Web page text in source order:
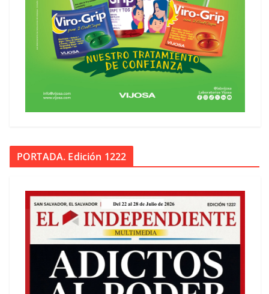
PORTADA. Edición 1222